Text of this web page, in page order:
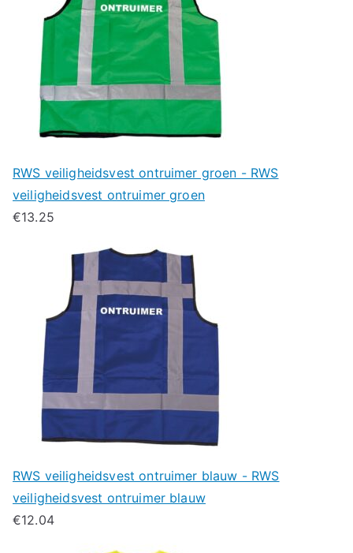
RWS veiligheidsvest ontruimer groen - RWS
veiligheidsvest ontruimer groen
€13.25
RWS veiligheidsvest ontruimer blauw - RWS
veiligheidsvest ontruimer blauw
€12.04